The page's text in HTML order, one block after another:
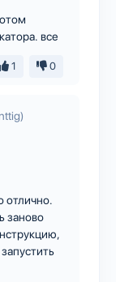
все
1 0
отлично.
заново